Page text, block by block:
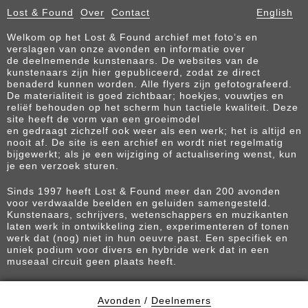
Lost & Found Over Contact English
Welkom op het Lost & Found archief met foto’s en
verslagen van onze avonden en informatie over
de deelnemende kunstenaars. De websites van de
kunstenaars zijn hier gepubliceerd, zodat ze direct
benaderd kunnen worden. Alle flyers zijn gefotografeerd.
De materialiteit is goed zichtbaar; hoekjes, vouwtjes en
reliëf behouden op het scherm hun tactiele kwaliteit. Deze
site heeft de vorm van een groeimodel
en gedraagt zichzelf ook weer als een werk; het is altijd en
nooit af. De site is een archief en wordt niet regelmatig
bijgewerkt; als je een wijziging of actualisering wenst, kun
je een verzoek sturen.
Sinds 1997 heeft Lost & Found meer dan 200 avonden
voor verdwaalde beelden en geluiden samengesteld.
Kunstenaars, schrijvers, wetenschappers en muzikanten
laten werk in ontwikkeling zien, experimenteren of tonen
werk dat (nog) niet in hun oeuvre past. Een specifiek en
uniek podium voor divers en hybride werk dat in een
museaal circuit geen plaats heeft.
Avonden / Deelnemers